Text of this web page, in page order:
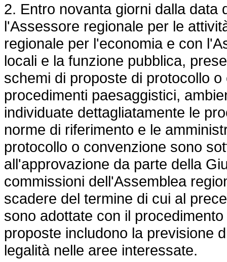
2. Entro novanta giorni dalla data
l'Assessore regionale per le
regionale per l'economia e con
locali e la funzione pubblica,
schemi di proposte di protocollo
procedimenti paesaggistici,
individuate dettagliatamente le
norme di riferimento e le
protocollo o convenzione sono
all'approvazione da parte della
commissioni dell'Assemblea
scadere del termine di cui al
sono adottate con il
proposte includono la previsione
legalità nelle aree interessate.